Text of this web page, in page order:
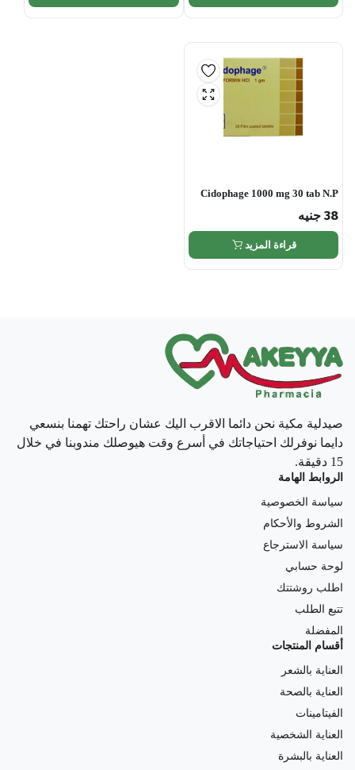
Cidophage 1000 mg 30 tab N.P
38 جنيه
قراءة المزيد
صيدلية مكية نحن دائما الاقرب اليك عشان راحتك تهمنا بنسعي
دايما نوفرلك احتياجاتك في أسرع وقت هيوصلك مندوبنا في خلال
15 دقيقة.
الروابط الهامة
سياسة الخصوصية
الشروط والأحكام
سياسة الاسترجاع
لوحة حسابي
اطلب روشتتك
تتبع الطلب
المفضلة
أقسام المنتجات
العناية بالشعر
العناية بالصحة
الفيتامينات
العناية الشخصية
العناية بالبشرة